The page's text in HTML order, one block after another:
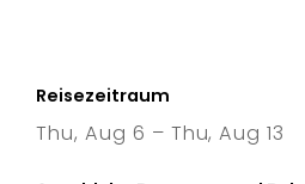
Reisezeitraum
Thu, Aug 6 – Thu, Aug 13